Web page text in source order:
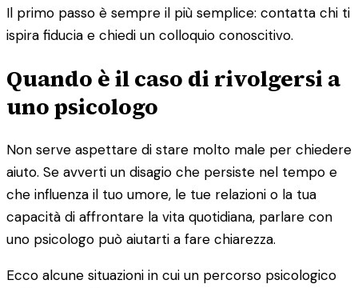
Il primo passo è sempre il più semplice: contatta chi ti
ispira fiducia e chiedi un colloquio conoscitivo.
Quando è il caso di rivolgersi a
uno psicologo
Non serve aspettare di stare molto male per chiedere
aiuto. Se avverti un disagio che persiste nel tempo e
che influenza il tuo umore, le tue relazioni o la tua
capacità di affrontare la vita quotidiana, parlare con
uno psicologo può aiutarti a fare chiarezza.
Ecco alcune situazioni in cui un percorso psicologico